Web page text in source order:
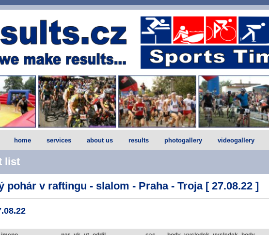
home services about us results photogallery videogallery
list
pohár v raftingu - slalom - Praha - Troja [ 27.08.22 ]